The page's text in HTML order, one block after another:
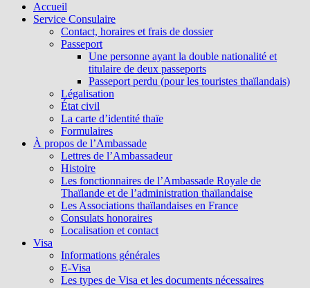
Accueil
Service Consulaire
Contact, horaires et frais de dossier
Passeport
Une personne ayant la double nationalité et
titulaire de deux passeports
Passeport perdu (pour les touristes thaïlandais)
Légalisation
État civil
La carte d’identité thaïe
Formulaires
À propos de l’Ambassade
Lettres de l’Ambassadeur
Histoire
Les fonctionnaires de l’Ambassade Royale de
Thaïlande et de l’administration thaïlandaise
Les Associations thaïlandaises en France
Consulats honoraires
Localisation et contact
Visa
Informations générales
E-Visa
Les types de Visa et les documents nécessaires